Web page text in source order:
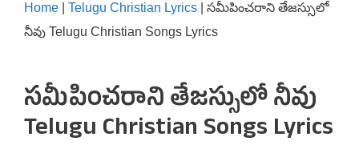
Home Telugu Christian Lyrics
సమీపించరాని తేజస్సులో
నీవు Telugu Christian Songs Lyrics
సమీపించరాని తేజస్సులో నీవు
Telugu Christian Songs Lyrics